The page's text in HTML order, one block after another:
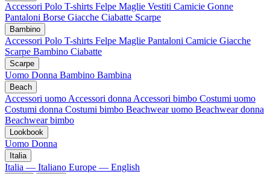
Accessori Polo T-shirts Felpe Maglie Vestiti Camicie Gonne
Pantaloni Borse Giacche Ciabatte Scarpe
Bambino
Accessori Polo T-shirts Felpe Maglie Pantaloni Camicie Giacche
Scarpe Bambino Ciabatte
Scarpe
Uomo Donna Bambino Bambina
Beach
Accessori uomo Accessori donna Accessori bimbo Costumi uomo
Costumi donna Costumi bimbo Beachwear uomo Beachwear donna
Beachwear bimbo
Lookbook
Uomo Donna
Italia
Italia — Italiano Europe — English